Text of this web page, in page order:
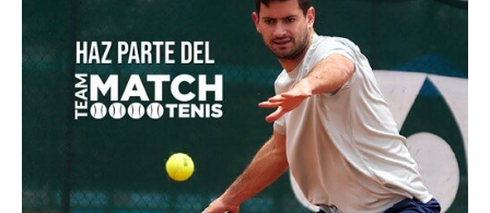
Colombia es campeona del Suramericano Sub-16
femenino después de nueve años
Luciana Roa conquista con tan solo 13 años su primer
título en el Circuito Mundial Junior
Equipo masculino de Colombia logró su mejor
resultado en el Campeonato Mundial Sub-14 de Tenis